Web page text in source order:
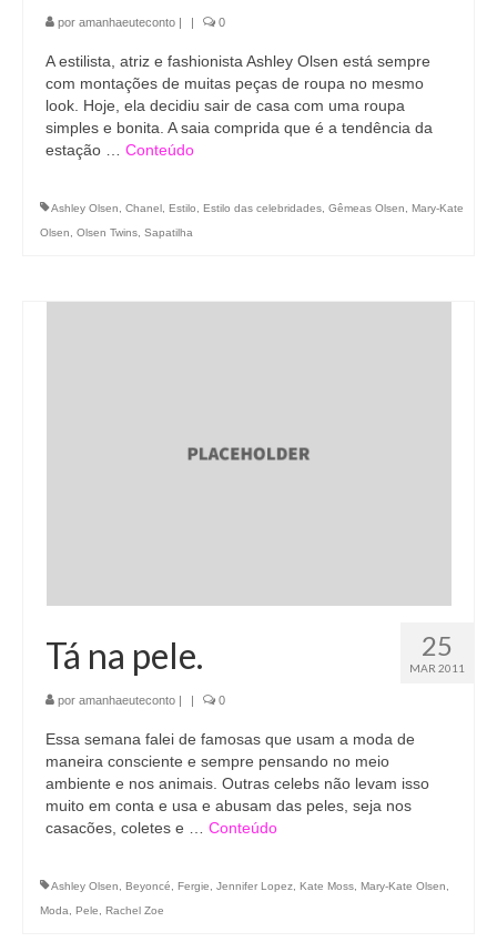
por amanhaeuteconto | | 0
A estilista, atriz e fashionista Ashley Olsen está sempre
com montações de muitas peças de roupa no mesmo
look. Hoje, ela decidiu sair de casa com uma roupa
simples e bonita. A saia comprida que é a tendência da
estação … Conteúdo
Ashley Olsen Chanel Estilo Estilo das celebridades Gêmeas Olsen
Mary-Kate
Olsen
Olsen Twins Sapatilha
25
MAR 2011
Tá na pele.
por amanhaeuteconto | | 0
Essa semana falei de famosas que usam a moda de
maneira consciente e sempre pensando no meio
ambiente e nos animais. Outras celebs não levam isso
muito em conta e usa e abusam das peles, seja nos
casacões, coletes e … Conteúdo
Ashley Olsen Beyoncé Fergie Jennifer Lopez Kate Moss Mary-Kate Olsen
Moda
Pele Rachel Zoe